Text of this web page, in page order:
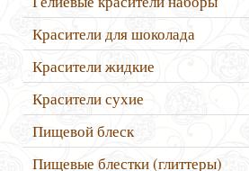
Красители для шоколада
Красители жидкие
Красители сухие
Пищевой блеск
Пищевые блестки (глиттеры)